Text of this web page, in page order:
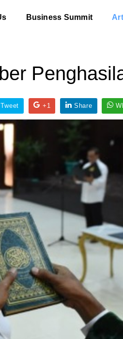
Business Summit
Tweet +1 Share